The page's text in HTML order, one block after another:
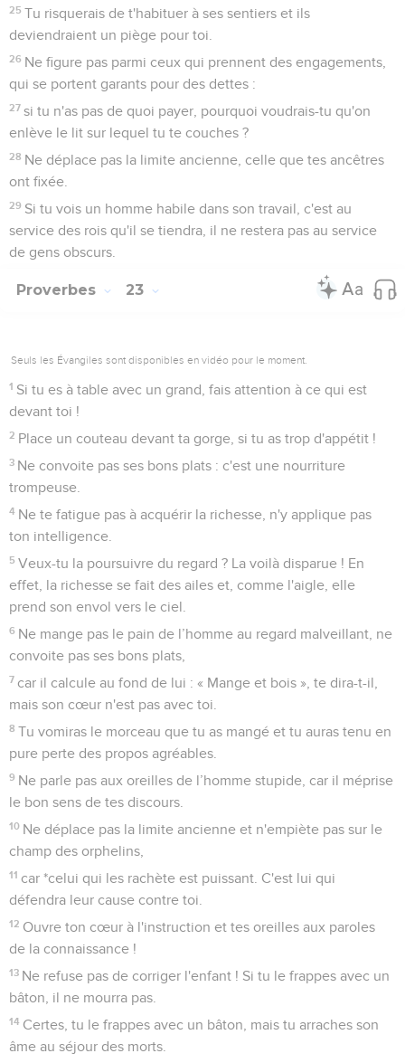
25 Tu risquerais de t'habituer à ses sentiers et ils
deviendraient un piège pour toi.
26 Ne figure pas parmi ceux qui prennent des engagements,
qui se portent garants pour des dettes :
27 si tu n'as pas de quoi payer, pourquoi voudrais-tu qu'on
enlève le lit sur lequel tu te couches ?
28 Ne déplace pas la limite ancienne, celle que tes ancêtres
ont fixée.
29 Si tu vois un homme habile dans son travail, c'est au
service des rois qu'il se tiendra, il ne restera pas au service
de gens obscurs.
Proverbes 23
Seuls les Évangiles sont disponibles en vidéo pour le moment.
1 Si tu es à table avec un grand, fais attention à ce qui est
devant toi !
2 Place un couteau devant ta gorge, si tu as trop d'appétit !
3 Ne convoite pas ses bons plats : c'est une nourriture
trompeuse.
4 Ne te fatigue pas à acquérir la richesse, n'y applique pas
ton intelligence.
5 Veux-tu la poursuivre du regard ? La voilà disparue ! En
effet, la richesse se fait des ailes et, comme l'aigle, elle
prend son envol vers le ciel.
6 Ne mange pas le pain de l’homme au regard malveillant, ne
convoite pas ses bons plats,
7 car il calcule au fond de lui : « Mange et bois », te dira-t-il,
mais son cœur n'est pas avec toi.
8 Tu vomiras le morceau que tu as mangé et tu auras tenu en
pure perte des propos agréables.
9 Ne parle pas aux oreilles de l’homme stupide, car il méprise
le bon sens de tes discours.
10 Ne déplace pas la limite ancienne et n'empiète pas sur le
champ des orphelins,
11 car *celui qui les rachète est puissant. C'est lui qui
défendra leur cause contre toi.
12 Ouvre ton cœur à l'instruction et tes oreilles aux paroles
de la connaissance !
13 Ne refuse pas de corriger l'enfant ! Si tu le frappes avec un
bâton, il ne mourra pas.
14 Certes, tu le frappes avec un bâton, mais tu arraches son
âme au séjour des morts.